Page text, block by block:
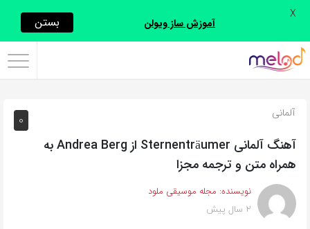
اشتراک
با
روش‌های
زیر
این
صفحه
0 آلمانی
آهنگ آلمانی Sternenträumer از Andrea Berg به
همراه متن و ترجمه مجزا
نویسنده: مجله موسیقی ملود
2 سال پیش
آموزش ساز ویولن بستن X